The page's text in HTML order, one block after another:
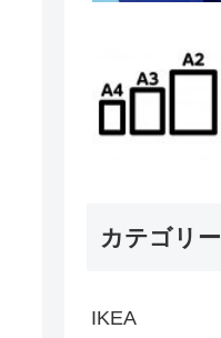
カテゴリー
IKEA